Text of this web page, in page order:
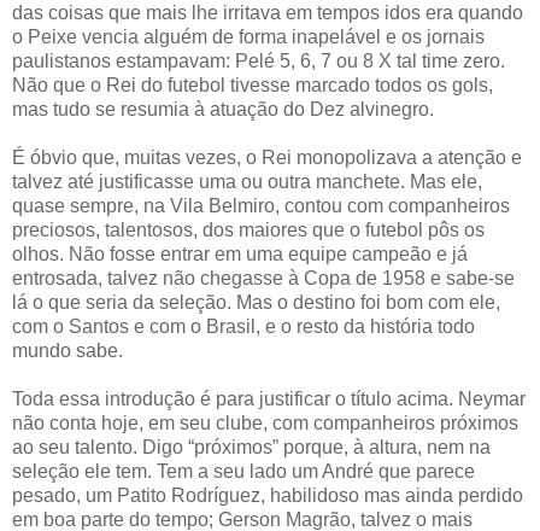
das coisas que mais lhe irritava em tempos idos era quando
o Peixe vencia alguém de forma inapelável e os jornais
paulistanos estampavam: Pelé 5, 6, 7 ou 8 X tal time zero.
Não que o Rei do futebol tivesse marcado todos os gols,
mas tudo se resumia à atuação do Dez alvinegro.
É óbvio que, muitas vezes, o Rei monopolizava a atenção e
talvez até justificasse uma ou outra manchete. Mas ele,
quase sempre, na Vila Belmiro, contou com companheiros
preciosos, talentosos, dos maiores que o futebol pôs os
olhos. Não fosse entrar em uma equipe campeão e já
entrosada, talvez não chegasse à Copa de 1958 e sabe-se
lá o que seria da seleção. Mas o destino foi bom com ele,
com o Santos e com o Brasil, e o resto da história todo
mundo sabe.
Toda essa introdução é para justificar o título acima. Neymar
não conta hoje, em seu clube, com companheiros próximos
ao seu talento. Digo “próximos” porque, à altura, nem na
seleção ele tem. Tem a seu lado um André que parece
pesado, um Patito Rodríguez, habilidoso mas ainda perdido
em boa parte do tempo; Gerson Magrão, talvez o mais